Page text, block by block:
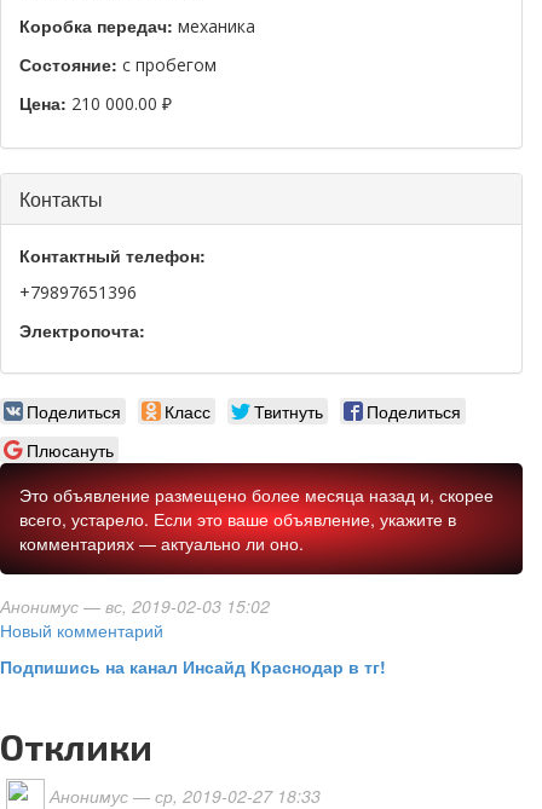
Коробка передач: механика
Состояние: с пробегом
Цена: 210 000.00 ₽
Скрыть
Контакты
Контактный телефон:
+79897651396
Электропочта:
Поделиться Класс Твитнуть
Поделиться
Плюсануть
Это объявление размещено более месяца назад и, скорее
всего, устарело. Если это ваше объявление, укажите в
комментариях — актуально ли оно.
Анонимус — вс, 2019-02-03 15:02
Новый комментарий
Подпишись на канал Инсайд Краснодар в тг!
Отклики
Анонимус — ср, 2019-02-27 18:33